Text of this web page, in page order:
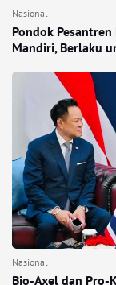
Nasional
Pondok Pesantren
Mandiri, Berlaku
Nasional
Bio-Axel dan Pro-